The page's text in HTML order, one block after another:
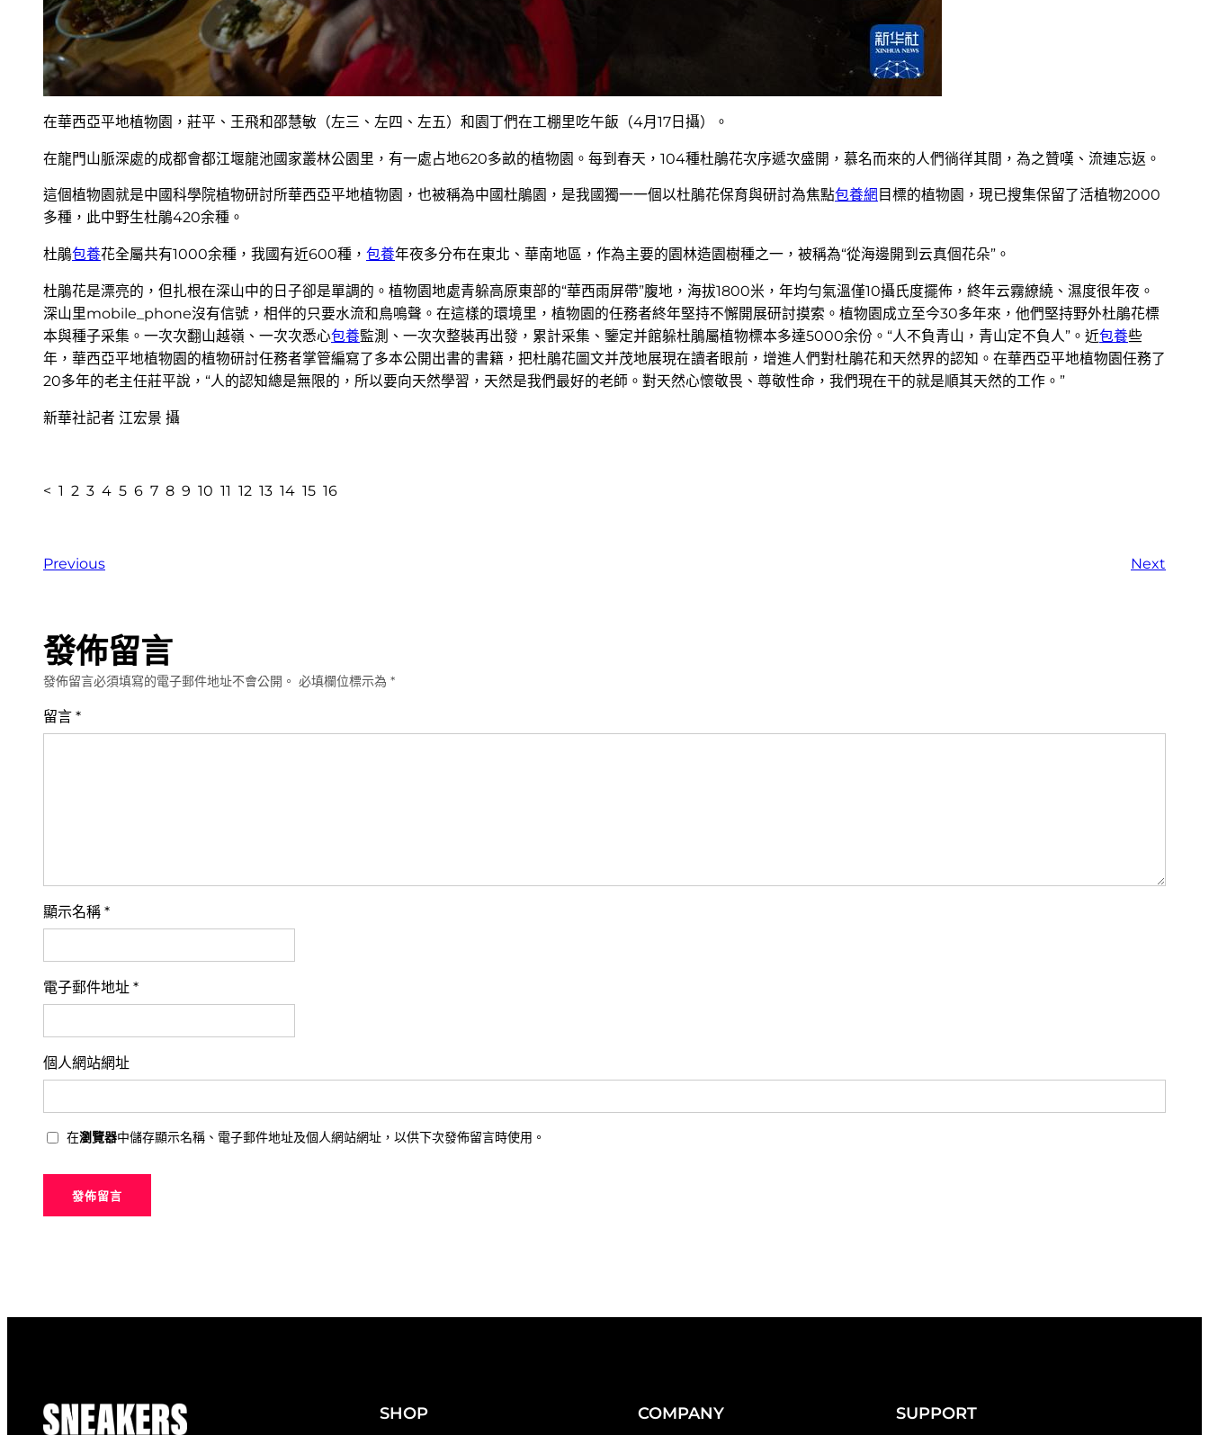
在華西亞平地植物園，莊平、王飛和邵慧敏（左三、左四、左五）和園丁們在工棚里吃午飯（4月17日攝）。
在龍門山脈深處的成都會都江堰龍池國家叢林公園里，有一處占地620多畝的植物園。每到春天，104種杜鵑花次序遞次盛開，慕名而來的人們徜徉其間，為之贊嘆、流連忘返。
這個植物園就是中國科學院植物研討所華西亞平地植物園，也被稱為中國杜鵑園，是我國獨一一個以杜鵑花保育與研討為焦點包養網 目標的植物園，現已搜集保留了活植物2000
多種，此中野生杜鵑420余種。
杜鵑包養花全屬共有1000余種，我國有近600種， 包養年夜多分布在東北、華南地區，作為主要的園林造園樹種之一，被稱為“從海邊開到云真個花朵”。
杜鵑花是漂亮的，但扎根在深山中的日子卻是單調的。植物園地處青躲高原東部的“華西雨屏帶”腹地，海拔1800米，年均勻氣溫僅10攝氏度擺佈，終年云霧繚繞、濕度很年夜。
深山里mobile_phone沒有信號，相伴的只要水流和鳥鳴聲。在這樣的環境里，植物園的任務者終年堅持不懈開展研討摸索。植物園成立至今30多年來，他們堅持野外杜鵑花標
本與種子采集。一次次翻山越嶺、一次次悉心包養監測、一次次整裝再出發，累計采集、鑒定并館躲杜鵑屬植物標本多達5000余份。“人不負青山，青山定不負人”。近包養些
年，華西亞平地植物園的植物研討任務者掌管編寫了多本公開出書的書籍，把杜鵑花圖文并茂地展現在讀者眼前，增進人們對杜鵑花和天然界的認知。在華西亞平地植物園任務了
20多年的老主任莊平說，“人的認知總是無限的，所以要向天然學習，天然是我們最好的老師。對天然心懷敬畏、尊敬性命，我們現在干的就是順其天然的工作。”
新華社記者 江宏景 攝
< 1 2 3 4 5 6 7 8 9 10 11 12 13 14 15 16
Previous Next
發佈留言
發佈留言必須填寫的電子郵件地址不會公開。 必填欄位標示為 *
留言 *
顯示名稱 *
電子郵件地址 *
個人網站網址
在瀏覽器中儲存顯示名稱、電子郵件地址及個人網站網址，以供下次發佈留言時使用。
SHOP COMPANY SUPPORT